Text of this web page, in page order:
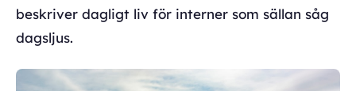
beskriver dagligt liv för interner som sällan såg
dagsljus.